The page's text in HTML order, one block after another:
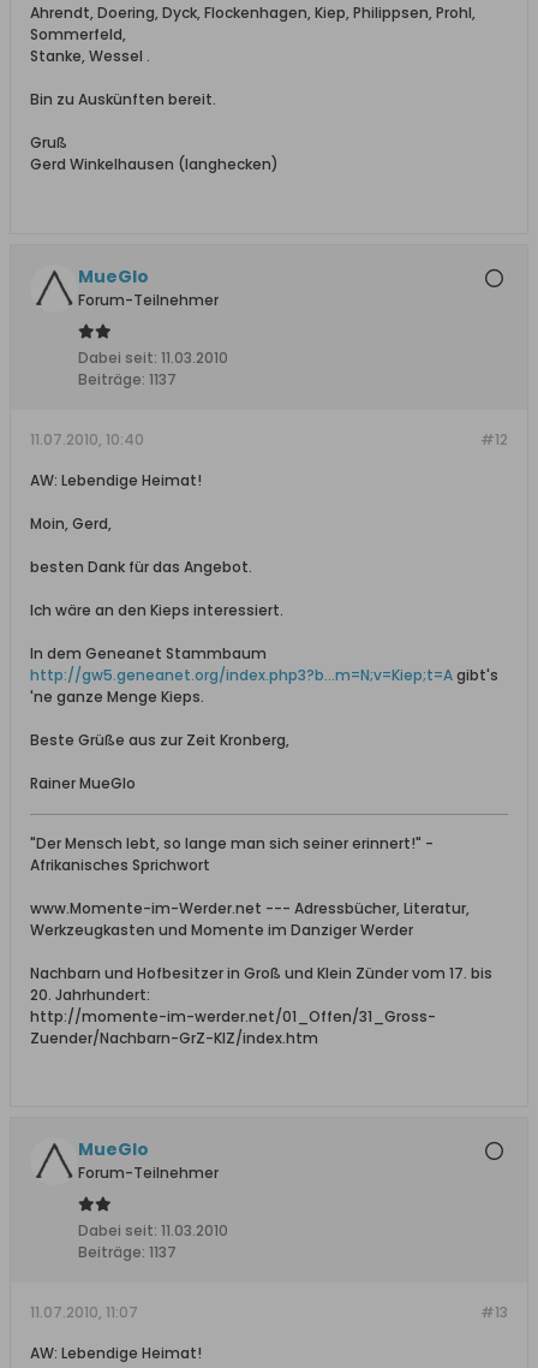
Ahrendt, Doering, Dyck, Flockenhagen, Kiep, Philippsen, Prohl,
Sommerfeld,
Stanke, Wessel .
Bin zu Auskünften bereit.
Gruß
Gerd Winkelhausen (langhecken)
MueGlo
Forum-Teilnehmer
Dabei seit: 11.03.2010
Beiträge: 1137
#12
11.07.2010, 10:40
AW: Lebendige Heimat!
Moin, Gerd,
besten Dank für das Angebot.
Ich wäre an den Kieps interessiert.
In dem Geneanet Stammbaum
http://gw5.geneanet.org/index.php3?b...m=N;v=Kiep;t=Agibt's
'ne ganze Menge Kieps.
Beste Grüße aus zur Zeit Kronberg,
Rainer MueGlo
"Der Mensch lebt, so lange man sich seiner erinnert!" -
Afrikanisches Sprichwort
www.Momente-im-Werder.net --- Adressbücher, Literatur,
Werkzeugkasten und Momente im Danziger Werder
Nachbarn und Hofbesitzer in Groß und Klein Zünder vom 17. bis
20. Jahrhundert:
http://momente-im-werder.net/01_Offen/31_Gross-
Zuender/Nachbarn-GrZ-KlZ/index.htm
MueGlo
Forum-Teilnehmer
Dabei seit: 11.03.2010
Beiträge: 1137
#13
11.07.2010, 11:07
AW: Lebendige Heimat!